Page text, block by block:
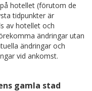
hotellet (förutom de
tidpunkter är
av hotellet och
ändringar utan
ändringar och
vid ankomst.
gamla stad